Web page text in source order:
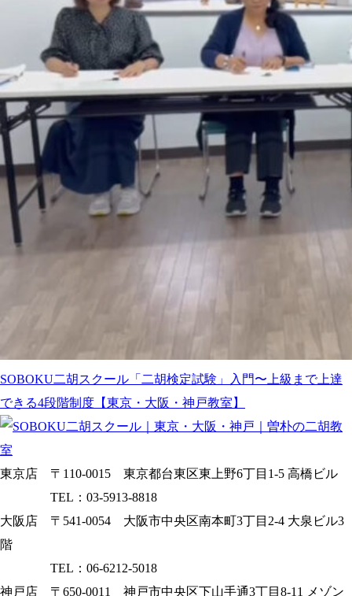
SOBOKU二胡スクール「二胡検定試験」入門〜上級まで上達
できる4段階制度【東京・大阪・神戸教室】
東京店 〒110-0015 東京都台東区東上野6丁目1-5 高橋ビル
TEL：03-5913-8818
大阪店 〒541-0054 大阪市中央区南本町3丁目2-4 大泉ビル3
階
TEL：06-6212-5018
神戸店 〒650-0011 神戸市中央区下山手通3丁目8-11 メゾン